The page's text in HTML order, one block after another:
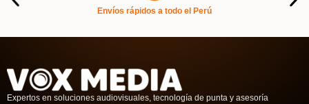
Envíos rápidos a todo el Perú
Expertos en soluciones audiovisuales, tecnología de punta y asesoría